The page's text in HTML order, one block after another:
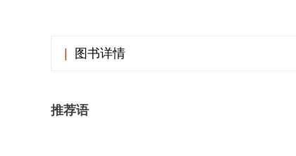
推荐语
图书详情